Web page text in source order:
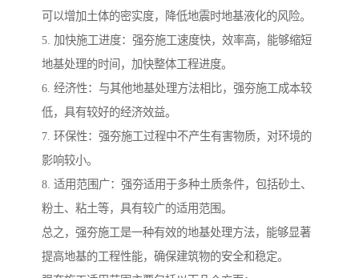
可以增加土体的密实度，降低地震时地基液化的风险。
5. 加快施工进度：强夯施工速度快，效率高，能够缩短
地基处理的时间，加快整体工程进度。
6. 经济性：与其他地基处理方法相比，强夯施工成本较
低，具有较好的经济效益。
7. 环保性：强夯施工过程中不产生有害物质，对环境的
影响较小。
8. 适用范围广：强夯适用于多种土质条件，包括砂土、
粉土、粘土等，具有较广的适用范围。
总之，强夯施工是一种有效的地基处理方法，能够显著
提高地基的工程性能，确保建筑物的安全和稳定。